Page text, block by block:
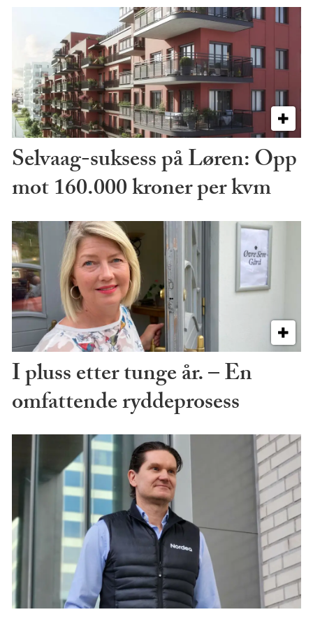
Selvaag-suksess på Løren: Opp
mot 160.000 kroner per kvm
I pluss etter tunge år. – En
omfattende ryddeprosess